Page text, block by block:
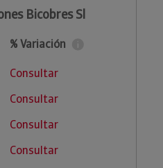
Bicobres Sl
% Variación
Consultar
Consultar
Consultar
Consultar